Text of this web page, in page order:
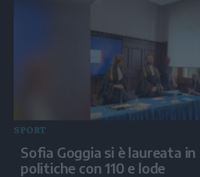
SPORT
Sofia Goggia si è laureata in
politiche con 110 e lode